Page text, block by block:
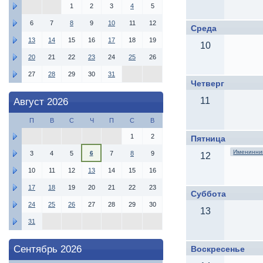
Среда
10
Четверг
11
Пятница
12
Суббота
13
Воскресенье
1 2 3 4 5
6 7 8 9 10 11 12
13 14 15 16 17 18 19
20 21 22 23 24 25 26
27 28 29 30 31
Август 2026
П В С Ч П С В
1 2
3 4 5 6 7 8 9
10 11 12 13 14 15 16
17 18 19 20 21 22 23
24 25 26 27 28 29 30
31
Сентябрь 2026